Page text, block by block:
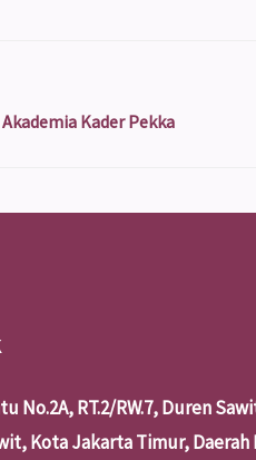
Kader Pekka
No.2A, RT.2/RW.7, Duren
Kota Jakarta Timur, Daerah